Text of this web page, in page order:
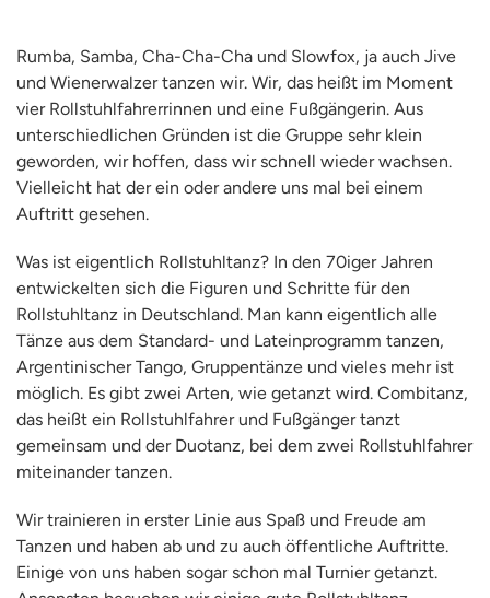
Rumba, Samba, Cha-Cha-Cha und Slowfox, ja auch Jive
und Wienerwalzer tanzen wir. Wir, das heißt im Moment
vier Rollstuhlfahrerrinnen und eine Fußgängerin. Aus
unterschiedlichen Gründen ist die Gruppe sehr klein
geworden, wir hoffen, dass wir schnell wieder wachsen.
Vielleicht hat der ein oder andere uns mal bei einem
Auftritt gesehen.
Was ist eigentlich Rollstuhltanz? In den 70iger Jahren
entwickelten sich die Figuren und Schritte für den
Rollstuhltanz in Deutschland. Man kann eigentlich alle
Tänze aus dem Standard- und Lateinprogramm tanzen,
Argentinischer Tango, Gruppentänze und vieles mehr ist
möglich. Es gibt zwei Arten, wie getanzt wird. Combitanz,
das heißt ein Rollstuhlfahrer und Fußgänger tanzt
gemeinsam und der Duotanz, bei dem zwei Rollstuhlfahrer
miteinander tanzen.
Wir trainieren in erster Linie aus Spaß und Freude am
Tanzen und haben ab und zu auch öffentliche Auftritte.
Einige von uns haben sogar schon mal Turnier getanzt.